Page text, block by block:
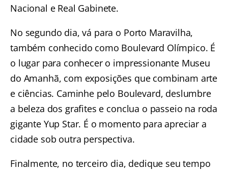
Nacional e Real Gabinete.
No segundo dia, vá para o Porto Maravilha,
também conhecido como Boulevard Olímpico. É
o lugar para conhecer o impressionante Museu
do Amanhã, com exposições que combinam arte
e ciências. Caminhe pelo Boulevard, deslumbre
a beleza dos grafites e conclua o passeio na roda
gigante Yup Star. É o momento para apreciar a
cidade sob outra perspectiva.
Finalmente, no terceiro dia, dedique seu tempo